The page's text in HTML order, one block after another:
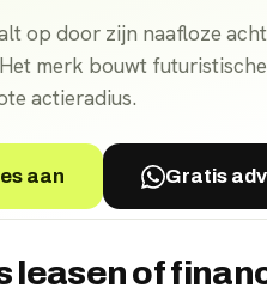
op door zijn naafloze
merk bouwt
actieradius.
aan Gratis
leasen of